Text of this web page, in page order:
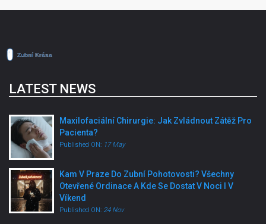
LATEST NEWS
Maxilofaciální Chirurgie: Jak Zvládnout Zátěž Pro
Pacienta?
Published ON: 17 May
Kam V Praze Do Zubní Pohotovosti? Všechny
Otevřené Ordinace A Kde Se Dostat V Noci I V
Víkend
Published ON: 24 Nov